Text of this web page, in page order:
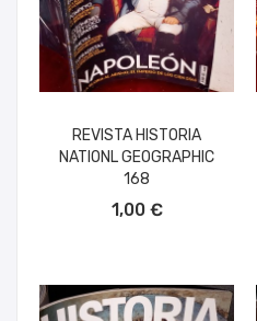
REVISTA HISTORIA
NATIONL GEOGRAPHIC
168
1,00 €